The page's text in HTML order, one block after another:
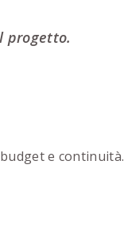
progetto.
e continuità.